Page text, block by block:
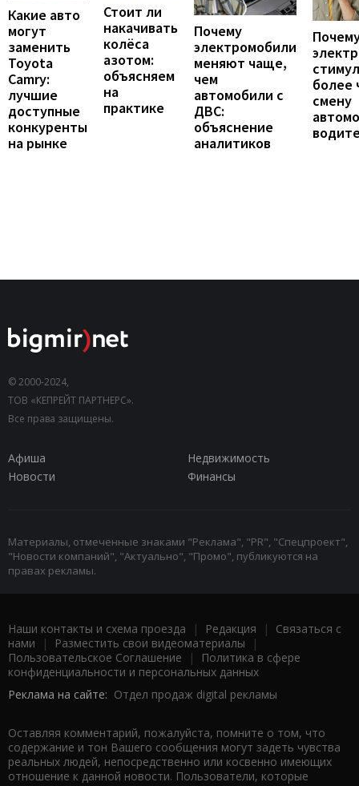
Какие авто
могут
заменить
Toyota
Camry:
лучшие
доступные
конкуренты
на рынке
Стоит ли
накачивать
колёса
азотом:
объясняем
на
практике
Почему
электромобили
меняют чаще,
чем
автомобили с
ДВС:
объяснение
аналитиков
более
смену
© 2000-2024,
ТОВ «КЕПРЕЙТ ПАРТНЕРС».
Все права защищены.
Афиша
Недвижимость
Новости
Финансы
Материалы, отмеченные знаками "Реклама", "PR", "Спецпроект",
"Новости компаний", "Актуально", "Промо", публикуются на
правах рекламы.
Наши контакты и схема проезда | Редакция | Связаться с
нами | Разместить свои видеоматериалы |
Пользовательское Соглашение |
Политика в сфере
конфиденциальности и персональных данных
Реклама на сайте: Отдел продаж digital рекламы
Оставляя комментарий, пожалуйста, помните о том, что
содержание и тон Вашего сообщения могут задеть чувства
реальных людей, непосредственно или косвенно имеющих
отношение к данной новости. Пользователи, которые